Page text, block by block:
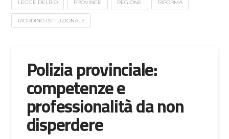
LEGGE DELRIO PROVINCE REGIONE RIFORMA
RIORDINO ISTITUZIONALE
Polizia provinciale:
competenze e
professionalità da non
disperdere